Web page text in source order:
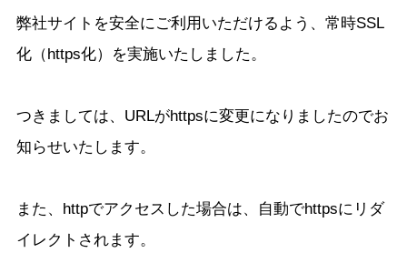
弊社サイトを安全にご利用いただけるよう、常時SSL
化（https化）を実施いたしました。
つきましては、URLがhttpsに変更になりましたのでお
知らせいたします。
また、httpでアクセスした場合は、自動でhttpsにリダ
イレクトされます。